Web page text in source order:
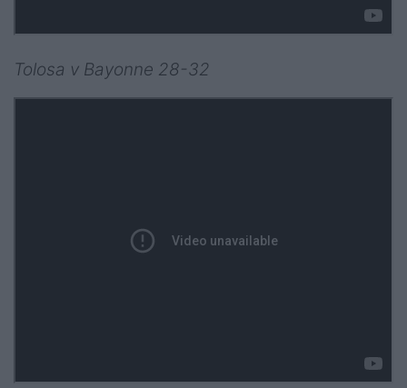
Tolosa v Bayonne 28-32